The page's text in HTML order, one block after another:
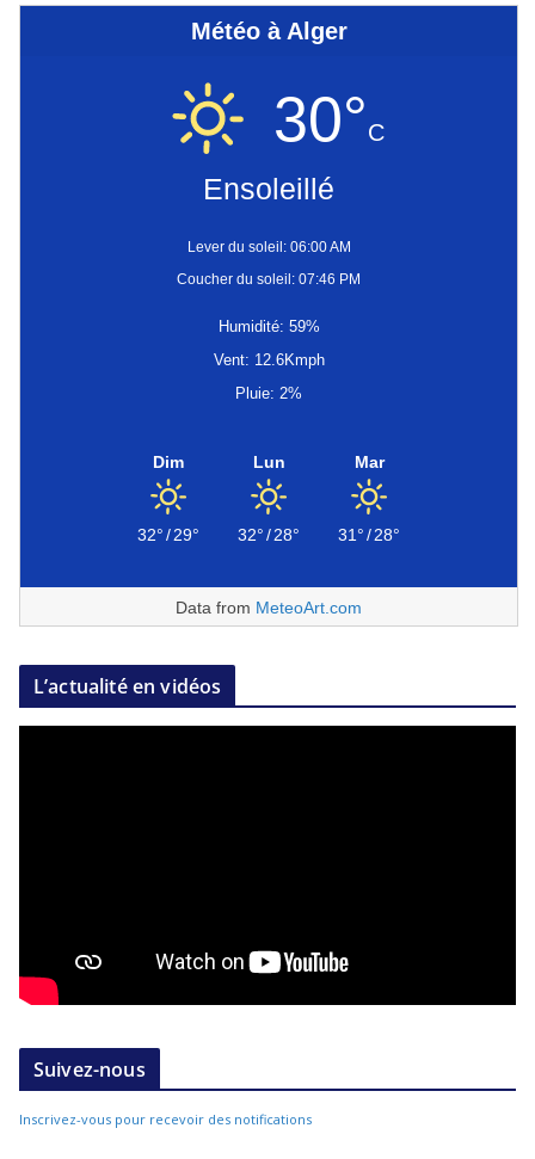
Météo à Alger
30°C
Ensoleillé
Lever du soleil: 06:00 AM
Coucher du soleil: 07:46 PM
Humidité: 59%
Vent: 12.6Kmph
Pluie: 2%
Dim
32°/29°
Lun
32°/28°
Mar
31°/28°
Data from MeteoArt.com
L’actualité en vidéos
Suivez-nous
Inscrivez-vous pour recevoir des notifications